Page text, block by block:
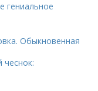
гениальное
Обыкновенная
чеснок: